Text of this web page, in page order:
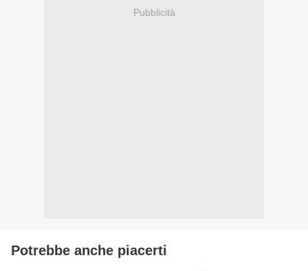
Pubblicità
Potrebbe anche piacerti